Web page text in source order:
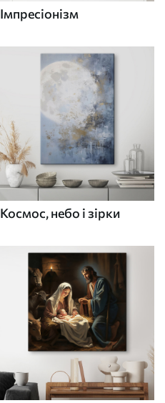
Імпресіонізм
Космос, небо і зірки